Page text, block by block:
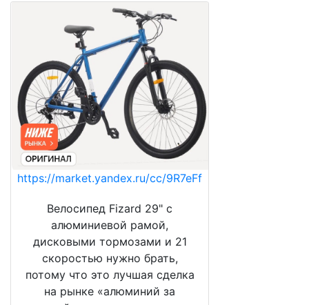
https://market.yandex.ru/cc/9R7eFf
Велосипед Fizard 29" с
алюминиевой рамой,
дисковыми тормозами и 21
скоростью нужно брать,
потому что это лучшая сделка
на рынке «алюминий за